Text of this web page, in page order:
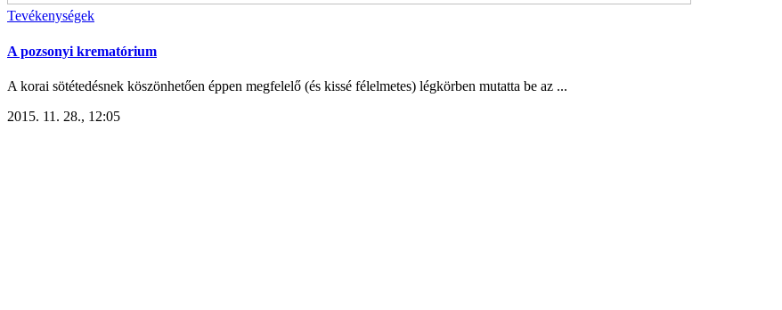
Tevékenységek
A pozsonyi krematórium
A korai sötétedésnek köszönhetően éppen megfelelő (és kissé félelmetes) légkörben mutatta be az ...
2015. 11. 28., 12:05